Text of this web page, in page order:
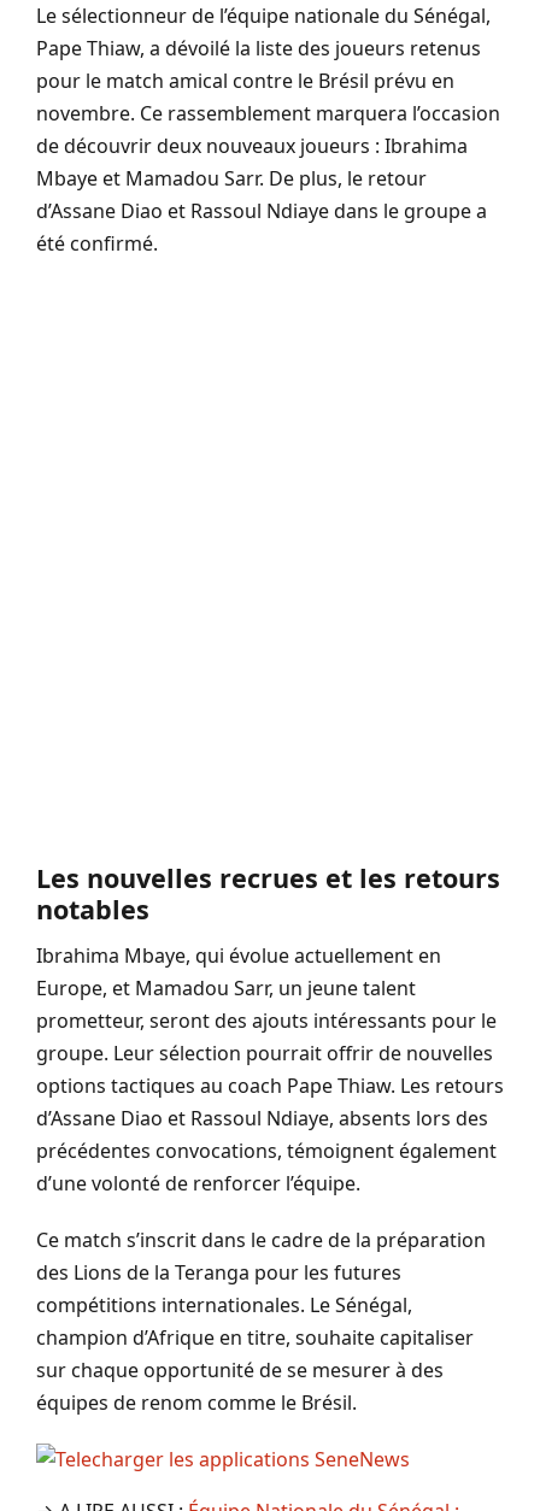
Le sélectionneur de l’équipe nationale du Sénégal,
Pape Thiaw, a dévoilé la liste des joueurs retenus
pour le match amical contre le Brésil prévu en
novembre. Ce rassemblement marquera l’occasion
de découvrir deux nouveaux joueurs : Ibrahima
Mbaye et Mamadou Sarr. De plus, le retour
d’Assane Diao et Rassoul Ndiaye dans le groupe a
été confirmé.
Les nouvelles recrues et les retours
notables
Ibrahima Mbaye, qui évolue actuellement en
Europe, et Mamadou Sarr, un jeune talent
prometteur, seront des ajouts intéressants pour le
groupe. Leur sélection pourrait offrir de nouvelles
options tactiques au coach Pape Thiaw. Les retours
d’Assane Diao et Rassoul Ndiaye, absents lors des
précédentes convocations, témoignent également
d’une volonté de renforcer l’équipe.
Ce match s’inscrit dans le cadre de la préparation
des Lions de la Teranga pour les futures
compétitions internationales. Le Sénégal,
champion d’Afrique en titre, souhaite capitaliser
sur chaque opportunité de se mesurer à des
équipes de renom comme le Brésil.